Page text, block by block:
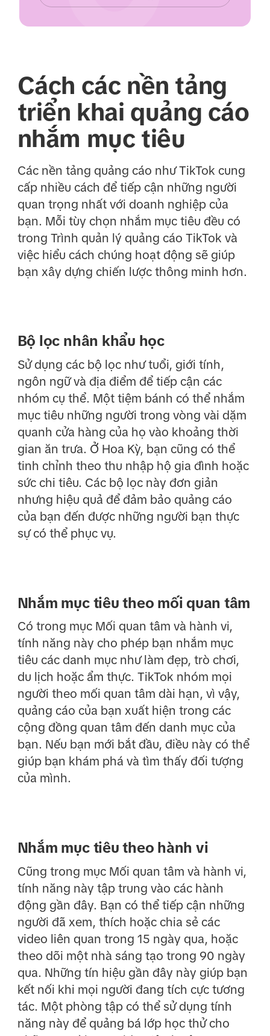
Cách các nền tảng
triển khai quảng cáo
nhắm mục tiêu
Các nền tảng quảng cáo như TikTok cung
cấp nhiều cách để tiếp cận những người
quan trọng nhất với doanh nghiệp của
bạn. Mỗi tùy chọn nhắm mục tiêu đều có
trong Trình quản lý quảng cáo TikTok và
việc hiểu cách chúng hoạt động sẽ giúp
bạn xây dựng chiến lược thông minh hơn.
Bộ lọc nhân khẩu học
Sử dụng các bộ lọc như tuổi, giới tính,
ngôn ngữ và địa điểm để tiếp cận các
nhóm cụ thể. Một tiệm bánh có thể nhắm
mục tiêu những người trong vòng vài dặm
quanh cửa hàng của họ vào khoảng thời
gian ăn trưa. Ở Hoa Kỳ, bạn cũng có thể
tinh chỉnh theo thu nhập hộ gia đình hoặc
sức chi tiêu. Các bộ lọc này đơn giản
nhưng hiệu quả để đảm bảo quảng cáo
của bạn đến được những người bạn thực
sự có thể phục vụ.
Nhắm mục tiêu theo mối quan tâm
Có trong mục Mối quan tâm và hành vi,
tính năng này cho phép bạn nhắm mục
tiêu các danh mục như làm đẹp, trò chơi,
du lịch hoặc ẩm thực. TikTok nhóm mọi
người theo mối quan tâm dài hạn, vì vậy,
quảng cáo của bạn xuất hiện trong các
cộng đồng quan tâm đến danh mục của
bạn. Nếu bạn mới bắt đầu, điều này có thể
giúp bạn khám phá và tìm thấy đối tượng
của mình.
Nhắm mục tiêu theo hành vi
Cũng trong mục Mối quan tâm và hành vi,
tính năng này tập trung vào các hành
động gần đây. Bạn có thể tiếp cận những
người đã xem, thích hoặc chia sẻ các
video liên quan trong 15 ngày qua, hoặc
theo dõi một nhà sáng tạo trong 90 ngày
qua. Những tín hiệu gần đây này giúp bạn
kết nối khi mọi người đang tích cực tương
tác. Một phòng tập có thể sử dụng tính
năng này để quảng bá lớp học thử cho